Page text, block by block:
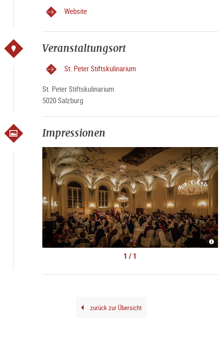
Website
Veranstaltungsort
St. Peter Stiftskulinarium
St. Peter Stiftskulinarium
5020 Salzburg
Impressionen
1 / 1
zurück zur Übersicht